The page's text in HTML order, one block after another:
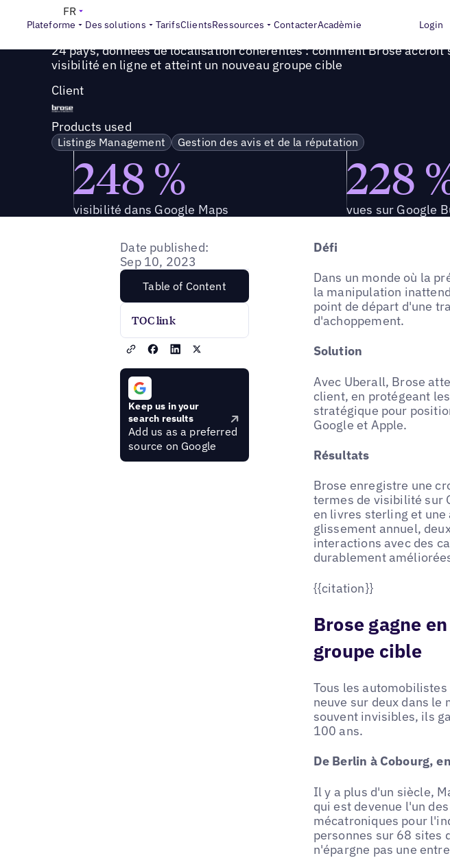
Plateforme Des solutions TarifsClientsRessources ContacterAcadèmie Login
FR
Success Story 24 pays, données de localisation cohérentes : comment Brose accroît
24 pays, données de localisation cohérentes : comment Brose accroît
visibilité en ligne et atteint un nouveau groupe cible
Client
Products used
Listings Management Gestion des avis et de la réputation
248 %
visibilité dans Google Maps
228
vues sur Google
Date published:
Sep 10, 2023
Table of Content
TOC link
Keep us in your
search results
Add us as a preferred
source on Google
Défi
Dans un monde où la
la manipulation
point de départ d'une
d'achoppement.
Solution
Avec Uberall, Brose
client, en protégeant
stratégique pour
Google et Apple.
Résultats
Brose enregistre une
termes de visibilité sur
en livres sterling et
glissement annuel,
interactions avec des
durablement
{{citation}}
Brose gagne
groupe cible
Tous les
neuve sur deux dans le
souvent invisibles, ils
100 ans.
De Berlin à Cobourg,
Il y a plus d'un siècle,
qui est devenue l'un
mécatroniques pour
personnes sur 68 sites
n'épargne pas une